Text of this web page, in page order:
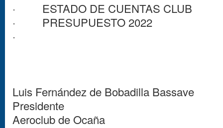
· ESTADO DE CUENTAS CLUB
· PRESUPUESTO 2022
·
Luis Fernández de Bobadilla Bassave
Presidente
Aeroclub de Ocaña